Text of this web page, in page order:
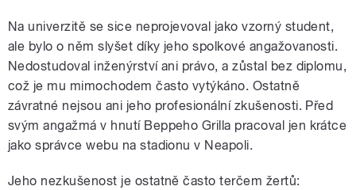
Na univerzitě se sice neprojevoval jako vzorný student,
ale bylo o něm slyšet díky jeho spolkové angažovanosti.
Nedostudoval inženýrství ani právo, a zůstal bez diplomu,
což je mu mimochodem často vytýkáno. Ostatně
závratné nejsou ani jeho profesionální zkušenosti. Před
svým angažmá v hnutí Beppeho Grilla pracoval jen krátce
jako správce webu na stadionu v Neapoli.
Jeho nezkušenost je ostatně často terčem žertů: